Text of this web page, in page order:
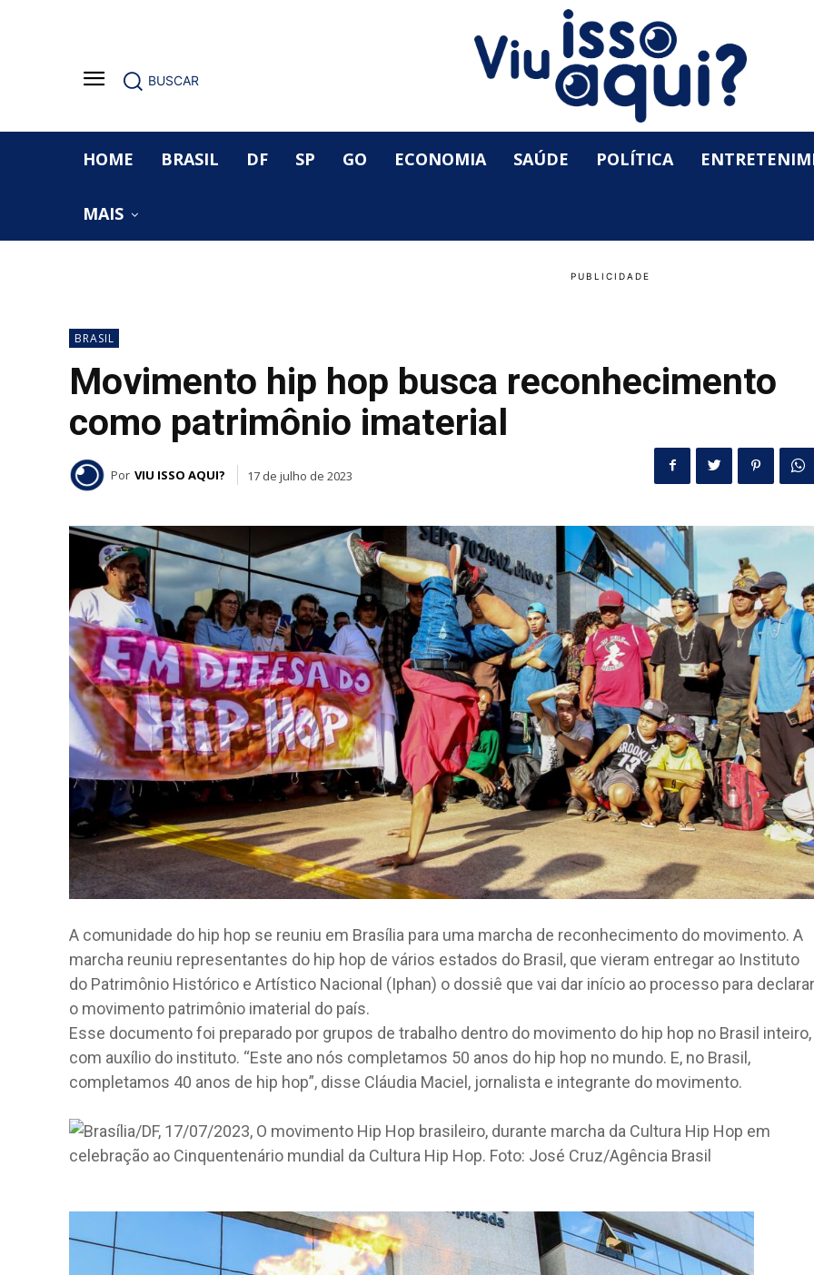
BUSCAR
HOME BRASIL DF SP GO ECONOMIA SAÚDE POLÍTICA
MAIS
BRASIL
Movimento hip hop busca reconhecimento
como patrimônio imaterial
Por VIU ISSO AQUI? 17 de julho de 2023
A comunidade do hip hop se reuniu em Brasília para uma marcha de reconhecimento do movimento. A
marcha reuniu representantes do hip hop de vários estados do Brasil, que vieram entregar ao Instituto
do Patrimônio Histórico e Artístico Nacional (Iphan) o dossiê que vai dar início ao processo para declarar
o movimento patrimônio imaterial do país.
Esse documento foi preparado por grupos de trabalho dentro do movimento do hip hop no Brasil inteiro,
com auxílio do instituto. “Este ano nós completamos 50 anos do hip hop no mundo. E, no Brasil,
completamos 40 anos de hip hop”, disse Cláudia Maciel, jornalista e integrante do movimento.